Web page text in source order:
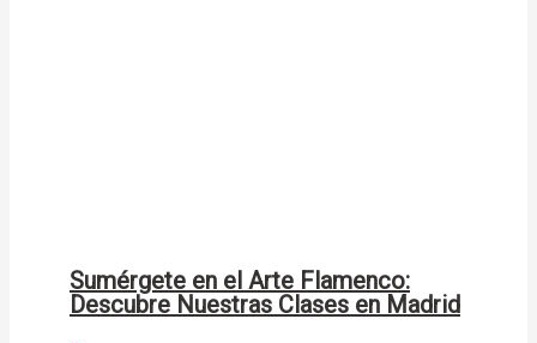
Sumérgete en el Arte Flamenco:
Descubre Nuestras Clases en Madrid